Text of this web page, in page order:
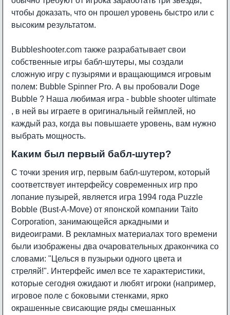
чтобы доказать, что он прошел уровень быстро или с
высоким результатом.
Bubbleshooter.com также разрабатывает свои
собственные игры бабл-шутеры, мы создали
сложную игру с пузырями и вращающимся игровым
полем: Bubble Spinner Pro. А вы пробовали Doge
Bubble ? Наша любимая игра - bubble shooter ultimate
, в ней вы играете в оригинальный геймплей, но
каждый раз, когда вы повышаете уровень, вам нужно
выбрать мощность.
Каким был первый бабл-шутер?
С точки зрения игр, первым бабл-шутером, который
соответствует интерфейсу современных игр про
лопание пузырей, является игра 1994 года Puzzle
Bobble (Bust-A-Move) от японской компании Taito
Corporation, занимающейся аркадными и
видеоиграми. В рекламных материалах того времени
были изображены два очаровательных дракончика со
словами: "Целься в пузырьки одного цвета и
стреляй!". Интерфейс имел все те характеристики,
которые сегодня ожидают и любят игроки (например,
игровое поле с боковыми стенками, ярко
окрашенные свисающие ряды смешанных